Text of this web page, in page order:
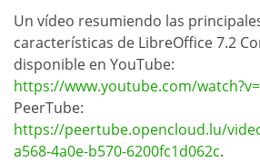
Un vídeo resumiendo las
características de LibreOffice 7.2
disponible en YouTube:
https://www.youtube.com/
PeerTube:
https://peertube.opencloud.lu/
a568-4a0e-b570-6200fc1d062c.